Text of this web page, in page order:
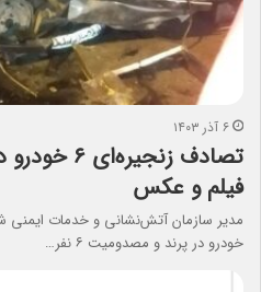
۶ آذر ۱۴۰۳
فیلم و عکس
خودرو در پرند و مصدومیت ۶ نفر…